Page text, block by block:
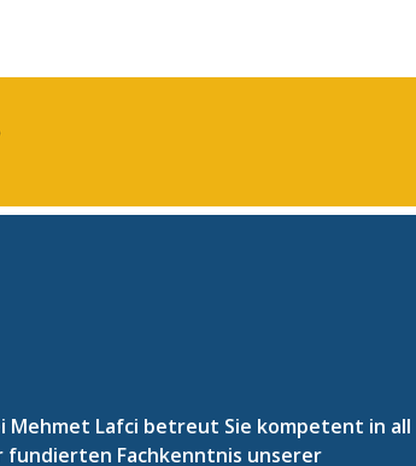
Mehmet Lafci betreut Sie kompetent in all
Fachkenntnis unserer